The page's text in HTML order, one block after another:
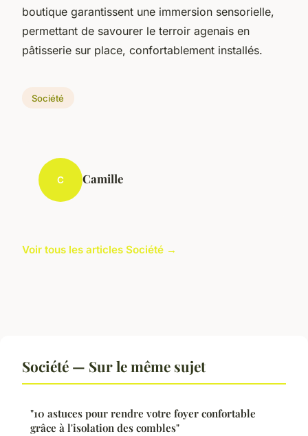
boutique garantissent une immersion sensorielle,
permettant de savourer le terroir agenais en
pâtisserie sur place, confortablement installés.
Société
C Camille
Voir tous les articles Société →
Société — Sur le même sujet
"10 astuces pour rendre votre foyer confortable
grâce à l'isolation des combles"